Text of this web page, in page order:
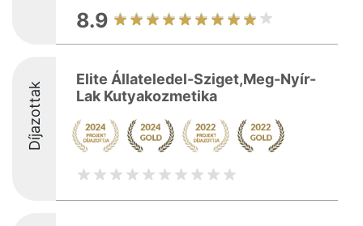
8.9
Díjazottak
Elite Állateledel-Sziget,Meg-Nyír-
Lak Kutyakozmetika